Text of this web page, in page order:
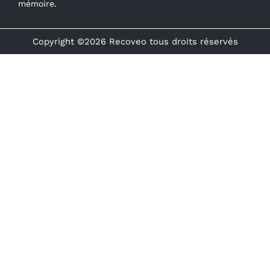
mémoire.
Copyright ©2026 Recoveo tous droits réservés